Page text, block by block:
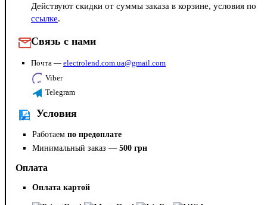
Действуют скидки от суммы заказа в корзине, условия по
ссылке.
Связь с нами
Почта — electrolend.com.ua@gmail.com
Viber
Telegram
Условия
Работаем по предоплате
Минимальный заказ — 500 грн
Оплата
Оплата картой